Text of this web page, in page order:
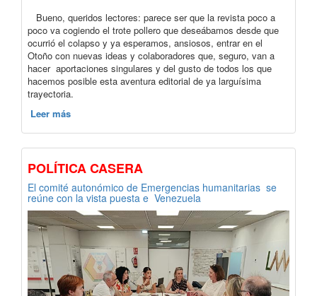
Bueno, queridos lectores: parece ser que la revista poco a
poco va cogiendo el trote pollero que deseábamos desde que
ocurrió el colapso y ya esperamos, ansiosos, entrar en el
Otoño con nuevas ideas y colaboradores que, seguro, van a
hacer aportaciones singulares y del gusto de todos los que
hacemos posible esta aventura editorial de ya larguísima
trayectoria.
Leer más
POLÍTICA CASERA
El comité autonómico de Emergencias humanitarias se
reúne con la vista puesta e Venezuela